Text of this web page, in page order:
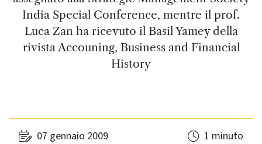
India Special Conference, mentre il prof.
Luca Zan ha ricevuto il Basil Yamey della
rivista Accouning, Business and Financial
History
07 gennaio 2009 1 minuto